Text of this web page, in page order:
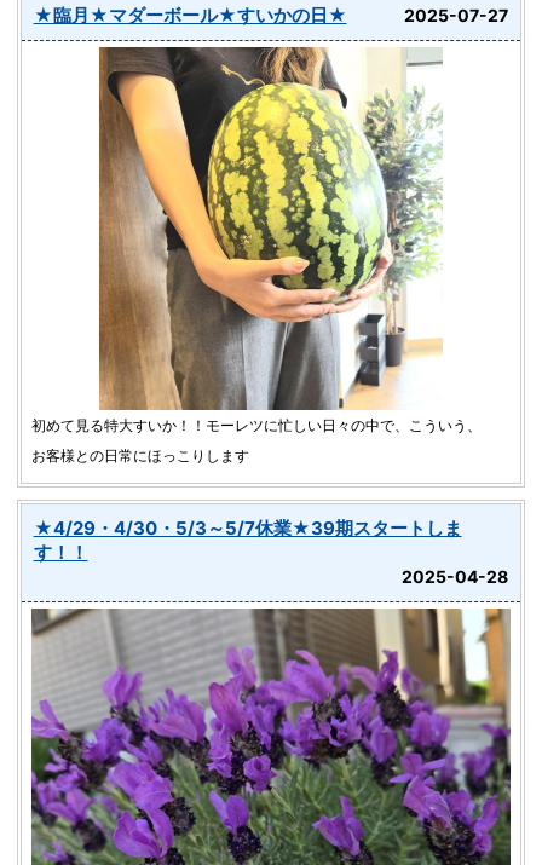
★臨月★マダーボール★すいかの日★ 2025-07-27
初めて見る特大すいか！！モーレツに忙しい日々の中で、こういう、
お客様との日常にほっこりします
★4/29・4/30・5/3～5/7休業★39期スタートしま
す！！
2025-04-28